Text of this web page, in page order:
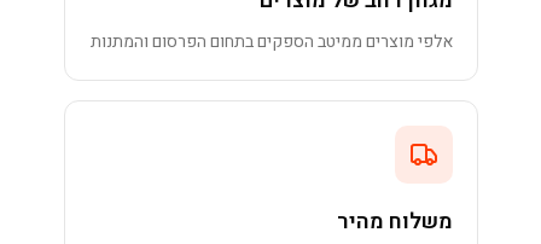
אלפי מוצרים ממיטב הספקים בתחום הפרסום והמתנות
משלוח מהיר